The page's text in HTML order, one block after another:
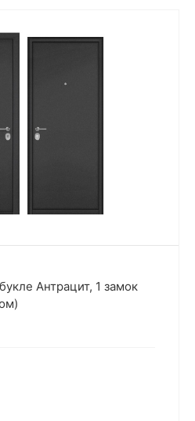
Антрацит, 1 замок